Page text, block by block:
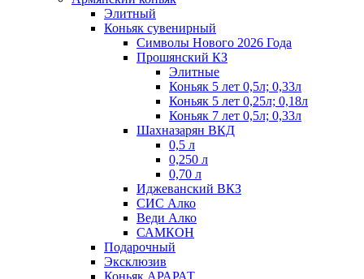
Элитный
Коньяк сувенирный
Символы Нового 2026 Года
Прошянский КЗ
Элитные
Коньяк 5 лет 0,5л; 0,33л
Коньяк 5 лет 0,25л; 0,18л
Коньяк 7 лет 0,5л; 0,33л
Шахназарян ВКД
0,5 л
0,250 л
0,70 л
Иджеванский ВКЗ
СИС Алко
Веди Алко
САМКОН
Подарочный
Эксклюзив
Коньяк АРАРАТ